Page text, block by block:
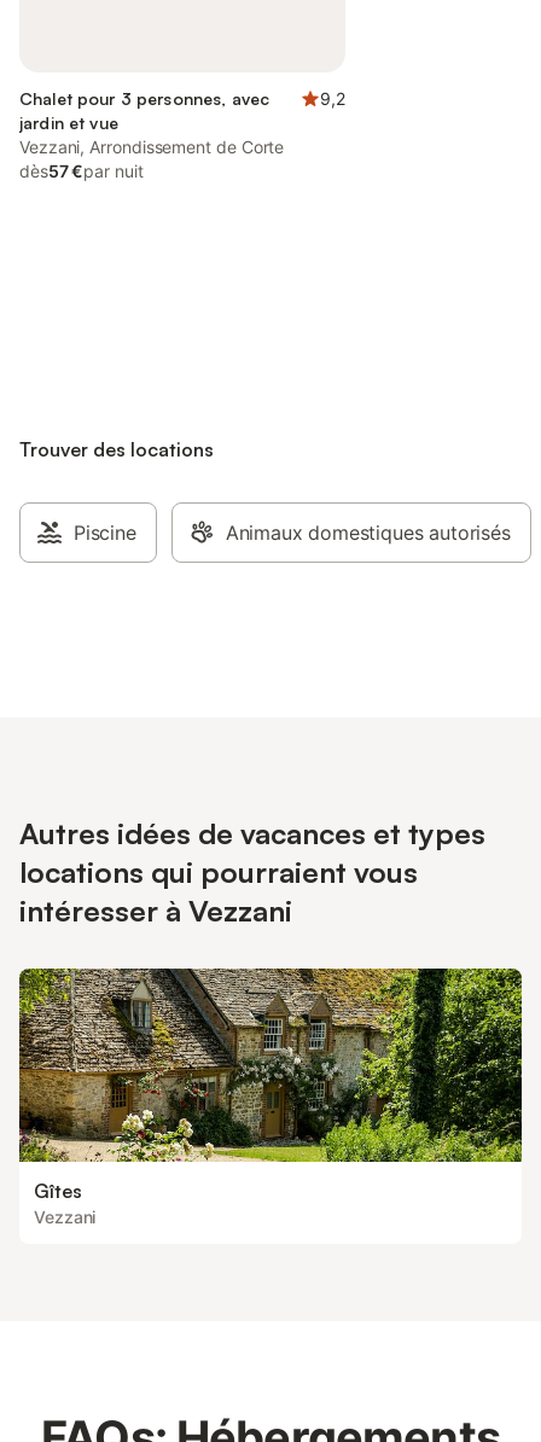
Chalet pour 3 personnes, avec
jardin et vue
9,2
Vezzani, Arrondissement de Corte
dès57 €par nuit
Trouver des locations
Piscine Animaux domestiques autorisés
Autres idées de vacances et types
locations qui pourraient vous
intéresser à Vezzani
Gîtes
Vezzani